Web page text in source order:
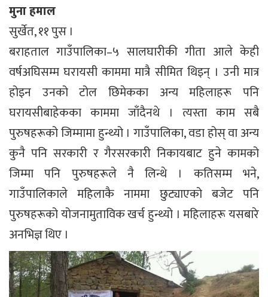
मुना हमाल
सुर्खेत, ११ पुस ।
बराहताल गाउँपालिका–५ सालघारीकी गीता आले केही
वर्षअघिसम्म घरायसी काममा मात्रै सीमित थिइन् । उनी मात्र
होइन उनको टोल छिमेकका अन्य महिलाहरू पनि
घरायसीबाहेकका काममा जाँदैनथे । त्यस्ता काम सबै
पुरुषहरूको जिम्मामा हुन्थ्यो । गाउँपालिका, वडा होस् वा अन्य
कुनै पनि सरकारी र गैरसरकारी निकायबाट हुने कामको
जिम्मा पनि पुरुषहरूले नै लिन्थे । कतिसम्म भने,
गाउँपालिकाले महिलाकै नाममा छुट्याएको बजेट पनि
पुरुषहरूको योजनामुताविक खर्च हुन्थ्यो । महिलाहरू यसबारे
अनभिज्ञ थिए ।